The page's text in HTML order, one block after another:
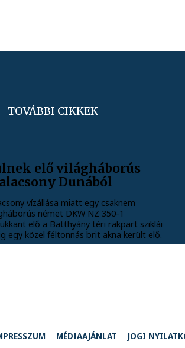
TOVÁBBI CIKKEK
elő világháborús
Dunából
vízállása miatt egy csaknem
német DKW NZ 350-1
elő a Batthyány téri rakpart sziklái
egy közel féltonnás brit akna került elő.
MÉDIAAJÁNLAT JOGI